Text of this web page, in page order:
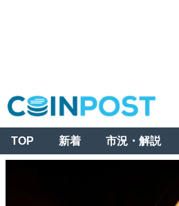
TOP 新着 市況・解説